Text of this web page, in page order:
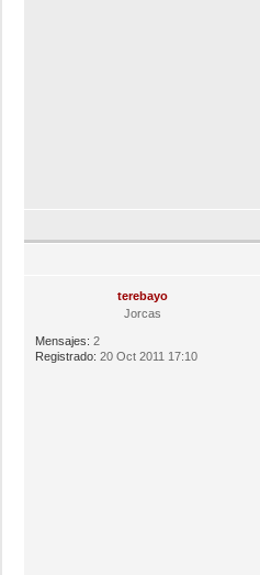
terebayo
Jorcas
Mensajes: 2
Registrado: 20 Oct 2011 17:10